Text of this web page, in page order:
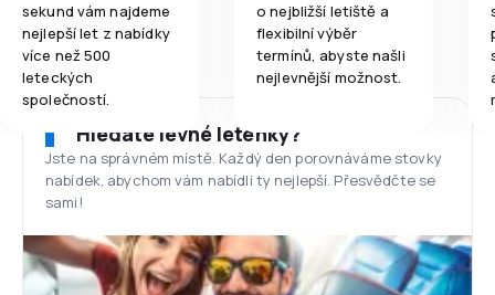
sekund vám najdeme
nejlepší let z nabídky
více než 500
leteckých
společností.
o nejbližší letiště a
flexibilní výběr
termínů, abyste našli
nejlevnější možnost.
Hledáte levné letenky?
Jste na správném místě. Každý den porovnáváme stovky
nabídek, abychom vám nabídli ty nejlepší. Přesvědčte se
sami!